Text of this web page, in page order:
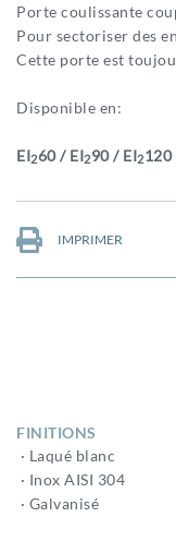
Porte coulissante
Pour sectoriser des
Cette porte est
Disponible en:
EI260 / EI290 / EI2120
IMPRIMER
FINITIONS
· Laqué blanc
· Inox AISI 304
· Galvanisé